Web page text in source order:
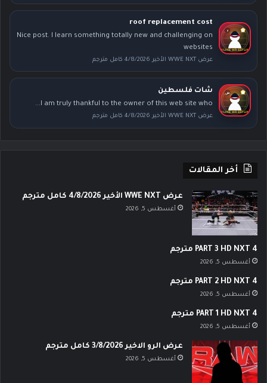
roof replacement cost
Nice post. I learn something totally new and challenging on
websites
عرض WWE NXT الأخير 4/8/2026 كامل مترجم
شات فلسطين
I am truly thankful to the owner of this web site who...
عرض WWE NXT الأخير 4/8/2026 كامل مترجم
أخر المقالات
عرض WWE NXT الأخير 4/8/2026 كامل مترجم
أغسطس 5, 2026
PART 3 HD NXT 4 مترجم
أغسطس 5, 2026
PART 2 HD NXT 4 مترجم
أغسطس 5, 2026
PART 1 HD NXT 4 مترجم
أغسطس 5, 2026
عرض الرو الاخير 3/8/2026 كامل مترجم
أغسطس 5, 2026